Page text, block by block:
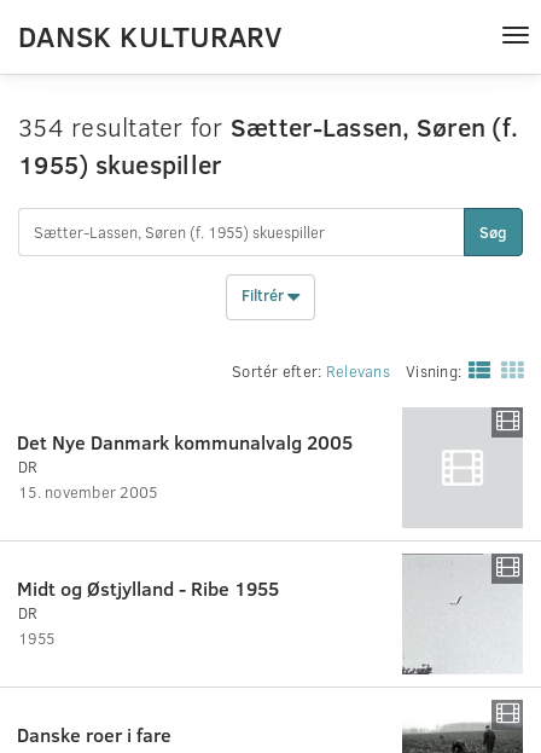
DANSK KULTURARV
354 resultater for Sætter-Lassen, Søren (f.
1955) skuespiller
Søg
Filtrér
Sortér efter: Relevans Visning:
Det Nye Danmark kommunalvalg 2005
DR
15. november 2005
Midt og Østjylland - Ribe 1955
DR
1955
Danske roer i fare